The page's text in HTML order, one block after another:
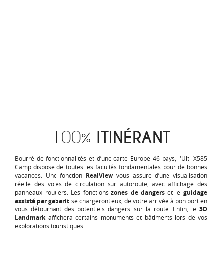
100% ITINÉRANT
Bourré de fonctionnalités et d’une carte Europe 46 pays, l'Ulti X585
Camp dispose de toutes les facultés fondamentales pour de bonnes
vacances. Une fonction RealView vous assure d’une visualisation
réelle des voies de circulation sur autoroute, avec affichage des
panneaux routiers. Les fonctionszones de dangers et leguidage
assisté par gabarit se chargeront eux, de votre arrivée à bon port en
vous détournant des potentiels dangers sur la route. Enfin, le 3D
Landmarkaffichera certains monuments et bâtiments lors de vos
explorations touristiques.